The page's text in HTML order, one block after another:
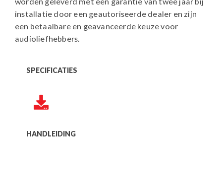
installatie door een geautoriseerde dealer en zijn
een betaalbare en geavanceerde keuze voor
audioliefhebbers.
SPECIFICATIES
HANDLEIDING